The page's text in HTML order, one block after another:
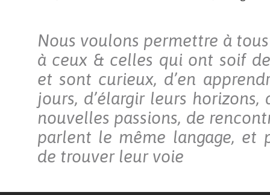
Nous voulons permettre à
à ceux & celles qui ont soif
et sont curieux, d’en
jours, d’élargir leurs
nouvelles passions, de
parlent le même langage, et
de trouver leur voie